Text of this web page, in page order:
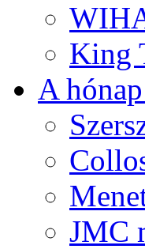
King
A
JMC